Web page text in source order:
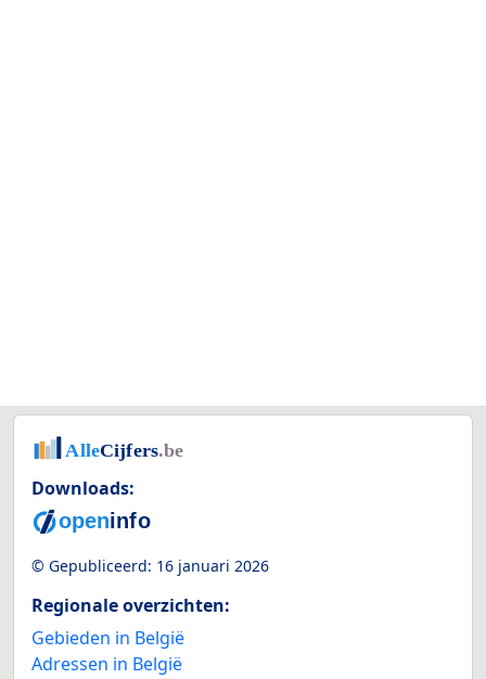
Downloads:
© Gepubliceerd: 16 januari 2026
Regionale overzichten:
Gebieden in België
Adressen in België